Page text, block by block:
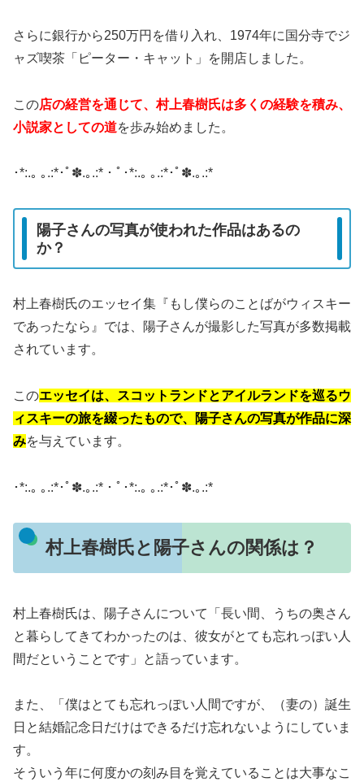
さらに銀行から250万円を借り入れ、1974年に国分寺でジ
ャズ喫茶「ピーター・キャット」を開店しました。
この店の経営を通じて、村上春樹氏は多くの経験を積み、
小説家としての道を歩み始めました。
･*:.｡ ｡.:*･ﾟ✽.｡.:*・ﾟ･*:.｡ ｡.:*･ﾟ✽.｡.:*
陽子さんの写真が使われた作品はあるの
か？
村上春樹氏のエッセイ集『もし僕らのことばがウィスキー
であったなら』では、陽子さんが撮影した写真が多数掲載
されています。
このエッセイは、スコットランドとアイルランドを巡るウ
ィスキーの旅を綴ったもので、陽子さんの写真が作品に深
みを与えています。
･*:.｡ ｡.:*･ﾟ✽.｡.:*・ﾟ･*:.｡ ｡.:*･ﾟ✽.｡.:*
村上春樹氏と陽子さんの関係は？
村上春樹氏は、陽子さんについて「長い間、うちの奥さん
と暮らしてきてわかったのは、彼女がとても忘れっぽい人
間だということです」と語っています。
また、「僕はとても忘れっぽい人間ですが、（妻の）誕生
日と結婚記念日だけはできるだけ忘れないようにしていま
す。
そういう年に何度かの刻み目を覚えていることは大事なこ